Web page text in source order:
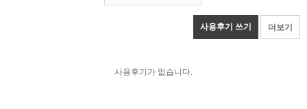
사용후기 쓰기 더보기
사용후기가 없습니다.